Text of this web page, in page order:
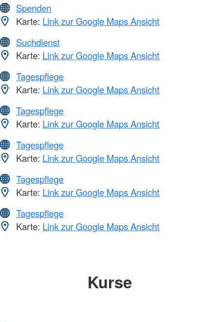
Spenden
Karte: Link zur Google Maps Ansicht
Suchdienst
Karte: Link zur Google Maps Ansicht
Tagespflege
Karte: Link zur Google Maps Ansicht
Tagespflege
Karte: Link zur Google Maps Ansicht
Tagespflege
Karte: Link zur Google Maps Ansicht
Tagespflege
Karte: Link zur Google Maps Ansicht
Tagespflege
Karte: Link zur Google Maps Ansicht
Kurse